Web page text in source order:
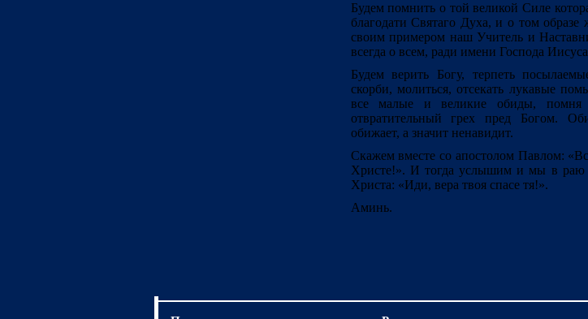
Будем помнить о той великой Силе
благодати Святаго Духа, и о том
своим примером наш Учитель и
всегда о всем, ради имени Господа
Будем верить Богу, терпеть
скорби, молиться, отсекать лукавые
все малые и великие обиды, помня
отвратительный грех пред Богом.
обижает, а значит ненавидит.
Скажем вместе со апостолом Павлом:
Христе!». И тогда услышим и мы в раю
Христа: «Иди, вера твоя спасе тя!».
Аминь.